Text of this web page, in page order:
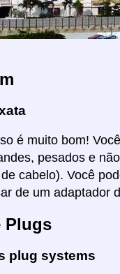
é muito bom!
pesados e
cabelo). Você
de um adaptador
Plugs
plug systems